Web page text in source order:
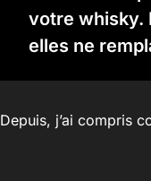
votre whisky.
elles ne
Depuis, j’ai compris